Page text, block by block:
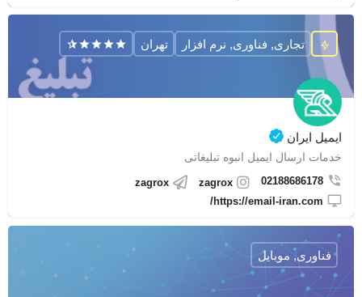
ایمیل ایران
خدمات ارسال ایمیل انبوه تبلیغاتی
02188686178
zagrox
zagrox
https://email-iran.com/
تجاری, فناوری, نرم افزار تهران
فناوری, موبایل